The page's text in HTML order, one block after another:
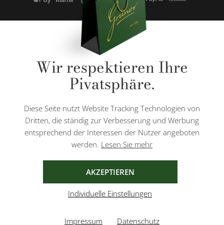
* Alle Preise inkl. gesetzl. Mehrwertsteuer zzgl.
Nachnahmegebühren, wenn nicht anders angegeben.
Diese Website ist durch reCAPTCHA geschützt und es gelten die
Wir respektieren Ihre
Pivatsphäre.
Diese Seite nutzt Website Tracking Technologien von
Dritten, die ständig zur Verbesserung und Werbung
entsprechend der Interessen der Nutzer angeboten
werden. Lesen Sie mehr
AKZEPTIEREN
Individuelle Einstellungen
Impressum Datenschutz